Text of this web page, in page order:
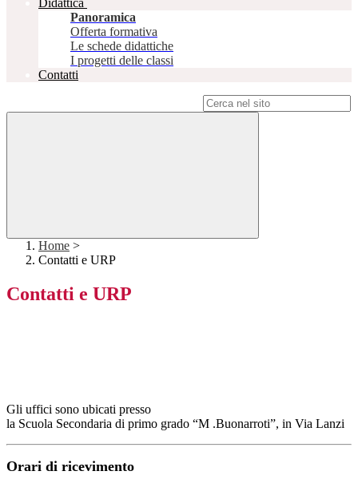
Didattica
Panoramica
Offerta formativa
Le schede didattiche
I progetti delle classi
Contatti
Home >
Contatti e URP
Contatti e URP
Gli uffici sono ubicati presso
la Scuola Secondaria di primo grado “M .Buonarroti”, in Via Lanzi
Orari di ricevimento